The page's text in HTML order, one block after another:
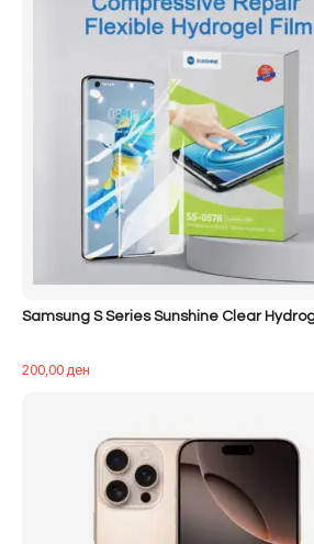
Samsung S Series Sunshine Clear
200,00ден